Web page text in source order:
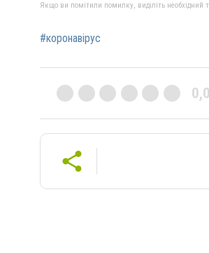
Якщо ви помітили помилку, виділіть необхідний
#коронавірус
0,0